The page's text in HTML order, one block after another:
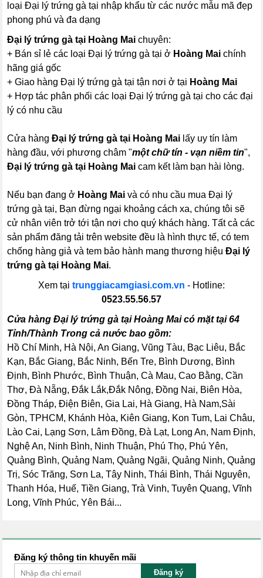
loại Đại lý trứng gà tại nhập khẩu từ các nước mẫu mã đẹp
phong phú và đa dạng
Đại lý trứng gà tại Hoàng Maichuyên:
+ Bán sỉ lẻ các loại Đại lý trứng gà tại ở Hoàng Mai chính
hãng giá gốc
+ Giao hàng Đại lý trứng gà tại tận nơi ở tại Hoàng Mai
+ Hợp tác phân phối các loại Đại lý trứng gà tại cho các đại
lý có nhu cầu
Cửa hàngĐại lý trứng gà tại Hoàng Mai lấy uy tín làm
hàng đầu, với phương châm "một chữ tín - vạn niềm tin",
Đại lý trứng gà tại Hoàng Mai cam kết làm bạn hài lòng.
Nếu bạn đang ở Hoàng Mai và có nhu cầu mua Đại lý
trứng gà tại, Bạn đừng ngại khoảng cách xa, chúng tôi sẽ
cử nhân viên trở tới tận nơi cho quý khách hàng. Tất cả các
sản phẩm đăng tải trên website đều là hình thực tế, có tem
chống hàng giả và tem bảo hành mang thương hiệuĐại lý
trứng gà tại Hoàng Mai.
Xem tại trunggiacamgiasi.com.vn - Hotline:
0523.55.56.57
Cửa hàng Đại lý trứng gà tại Hoàng Mai có mặt tại 64
Tỉnh/Thành Trong cả nước bao gồm:
Hồ Chí Minh, Hà Nội, An Giang, Vũng Tàu, Bạc Liêu, Bắc
Kạn, Bắc Giang, Bắc Ninh, Bến Tre, Bình Dương, Bình
Định, Bình Phước, Bình Thuận, Cà Mau, Cao Bằng, Cần
Thơ, Đà Nẵng, Đắk Lắk,Đắk Nông, Đồng Nai, Biên Hòa,
Đồng Tháp, Điện Biên, Gia Lai, Hà Giang, Hà Nam,Sài
Gòn, TPHCM, Khánh Hòa, Kiên Giang, Kon Tum, Lai Châu,
Lào Cai, Lạng Sơn, Lâm Đồng, Đà Lạt, Long An, Nam Định,
Nghệ An, Ninh Bình, Ninh Thuận, Phú Thọ, Phú Yên,
Quảng Bình, Quảng Nam, Quảng Ngãi, Quảng Ninh, Quảng
Trị, Sóc Trăng, Sơn La, Tây Ninh, Thái Bình, Thái Nguyên,
Thanh Hóa, Huế, Tiền Giang, Trà Vinh, Tuyên Quang, Vĩnh
Long, Vĩnh Phúc, Yên Bái...
Đăng ký thông tin khuyến mãi
Đăng ký